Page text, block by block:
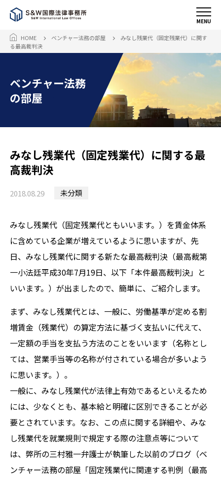
MENU
HOME ベンチャー法務の部屋
みなし残業代（固定残業代）に関す
る最高裁判決
ベンチャー法務
の部屋
みなし残業代（固定残業代）に関する最
高裁判決
2018.08.29 未分類
みなし残業代（固定残業代ともいいます。）を賃金体系
に含めている企業が増えているように思いますが、先
日、みなし残業代に関する新たな最高裁判決（最高裁第
一小法廷平成30年7月19日、以下「本件最高裁判決」と
いいます。）が出ましたので、簡単に、ご紹介します。
まず、みなし残業代とは、一般に、労働基準が定める割
増賃金（残業代）の算定方法に基づく支払いに代えて、
一定額の手当を支払う方法のことをいいます（名称とし
ては、営業手当等の名称が付されている場合が多いよう
に思います。）。
一般に、みなし残業代が法律上有効であるといえるため
には、少なくとも、基本給と明確に区別できることが必
要とされています。なお、この点に関する詳細や、みな
し残業代を就業規則で規定する際の注意点等について
は、弊所の三村雅一弁護士が執筆した以前のブログ（ベ
ンチャー法務の部屋「固定残業代に関連する判例（最高